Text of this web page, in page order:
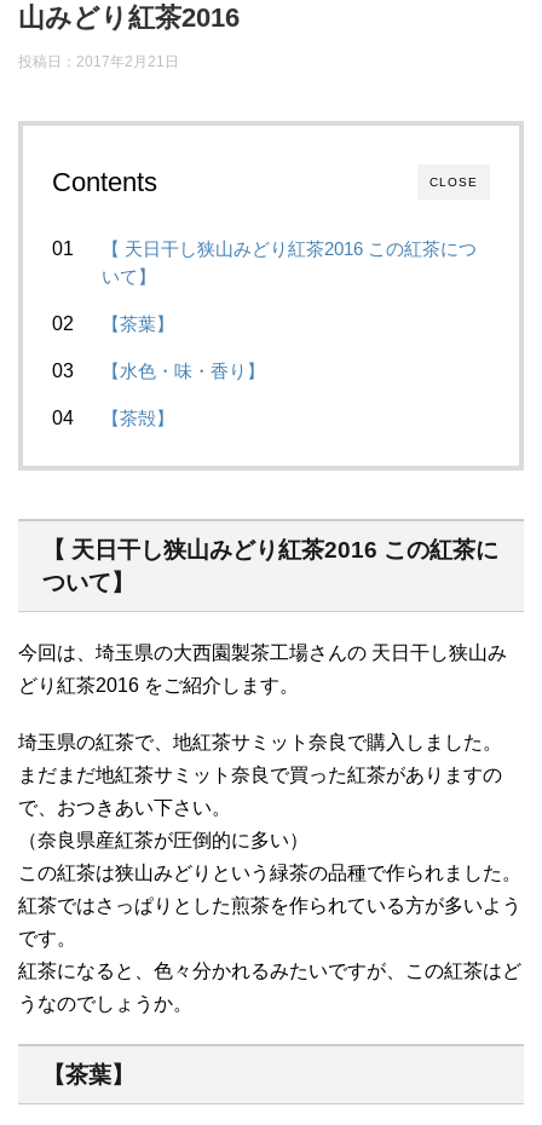
山みどり紅茶2016
投稿日：2017年2月21日
CLOSE
Contents
【 天日干し狭山みどり紅茶2016 この紅茶につ
いて】
【茶葉】
【水色・味・香り】
【茶殻】
【 天日干し狭山みどり紅茶2016 この紅茶に
ついて】
今回は、埼玉県の大西園製茶工場さんの 天日干し狭山み
どり紅茶2016 をご紹介します。
埼玉県の紅茶で、地紅茶サミット奈良で購入しました。
まだまだ地紅茶サミット奈良で買った紅茶がありますの
で、おつきあい下さい。
（奈良県産紅茶が圧倒的に多い）
この紅茶は狭山みどりという緑茶の品種で作られました。
紅茶ではさっぱりとした煎茶を作られている方が多いよう
です。
紅茶になると、色々分かれるみたいですが、この紅茶はど
うなのでしょうか。
【茶葉】